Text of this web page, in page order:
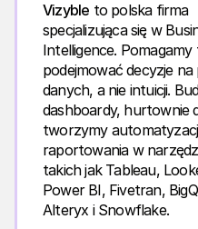
Vizyble to polska firma
specjalizująca się w
Intelligence.
podejmować decyzje
danych, a nie intuicji.
dashboardy, hurtownie
tworzymy
raportowania w
takich jak Tableau,
Power BI, Fivetran,
Alteryx i Snowflake.